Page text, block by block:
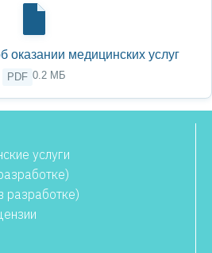
оказании медицинских услуг
PDF 0.2 МБ
услуги
разработке)